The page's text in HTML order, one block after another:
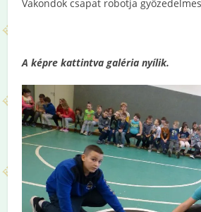
Vakondok csapat robotja
A képre kattintva galéria nyílik.